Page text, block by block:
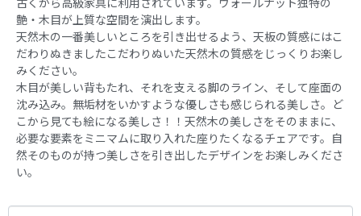
艶・木目が上質な空間を演出します。
天然木の一番美しいところを引き出せるよう、天板の質感にはこ
だわりぬきましたこだわりぬいた天然木の質感をじっくりお楽し
みください。
木目が美しい背もたれ、それを支える脚のライン、そして座面の
沈み込み。無垢材をいかすような優しさも感じられる美しさ。ど
こから見ても絵になる美しさ！！天然木の美しさをそのままに、
必要な要素をミニマムに取り入れた座りたくなるチェアです。自
然そのものが持つ美しさを引き出したデザインをお楽しみくださ
い。